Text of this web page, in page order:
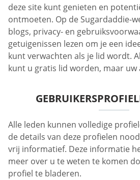
deze site kunt genieten en
ontmoeten. Op de Sugardaddie-
blogs, privacy- en
getuigenissen lezen om je een
kunt verwachten als je lid wordt.
kunt u gratis lid worden, maar uw
Alle leden kunnen volledige
de details van deze profielen
vrij informatief. Deze informatie
meer over u te weten te komen
profiel te bladeren.